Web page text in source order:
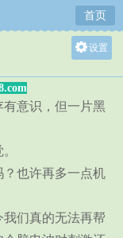
首页
设置
意识，但一片黑
也许再多一点机
们真的无法再帮